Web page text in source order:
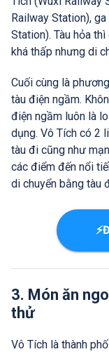
Railway Station),
Station). Tàu hỏa
khá thấp nhưng di
Cuối cùng là
tàu điện ngầm.
điện ngầm luôn là
dụng. Vô Tích có 2
tàu đi cũng như
các điểm đến nổi
di chuyển bằng tàu
3. Món ăn
thử
Vô Tích là thành